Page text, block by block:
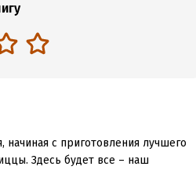
начиная с приготовления лучшего
Здесь будет все – наш